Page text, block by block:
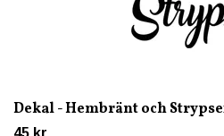
Dekal - Hembränt och